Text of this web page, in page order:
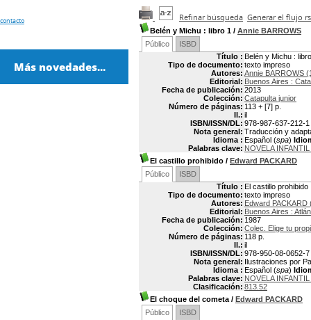
Refinar búsqueda Generar el flujo
Belén y Michu : libro 1 / Annie BARROWS
Público
ISBD
Título : Belén y Michu :
Tipo de documento: texto impreso
Autores: Annie BARROWS
Editorial: Buenos Aires :
Fecha de publicación: 2013
Colección: Catapulta junior
Número de páginas: 113 + [7] p.
Il.: il
ISBN/ISSN/DL: 978-987-637-212-1
Nota general: Traducción y
Idioma : Español (spa)
Palabras clave: NOVELA
El castillo prohibido / Edward PACKARD
Público
ISBD
Título : El castillo prohibido
Tipo de documento: texto impreso
Autores: Edward PACKARD
Editorial: Buenos Aires :
Fecha de publicación: 1987
Colección: Colec. Elige tu
Número de páginas: 118 p.
Il.: il
ISBN/ISSN/DL: 978-950-08-0652-7
Nota general: Ilustraciones por
Idioma : Español (spa)
Palabras clave: NOVELA
Clasificación: 813.52
El choque del cometa / Edward PACKARD
Público
ISBD
contacto
Más novedades...